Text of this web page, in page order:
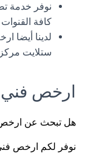
نوفر خدمة
كافة
لدينا أيضا
ستلايت
ارخص فني
هل تبحث عن ارخص
نوفر لكم ارخص